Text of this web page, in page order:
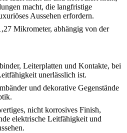
macht, die langfristige
Aussehen erfordern.
Mikrometer, abhängig von der
Leiterplatten und Kontakte, bei
unerlässlich ist.
und dekorative Gegenstände
nicht korrosives Finish,
elektrische Leitfähigkeit und